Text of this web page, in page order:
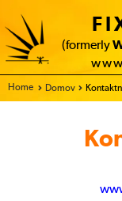
(formerly
Home Domov